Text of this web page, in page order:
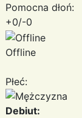
Pomocna dłoń:
+0/-0
Offline
Płeć:
Debiut: